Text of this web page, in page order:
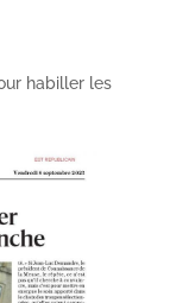
habiller les